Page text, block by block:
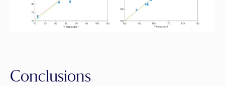
Conclusions